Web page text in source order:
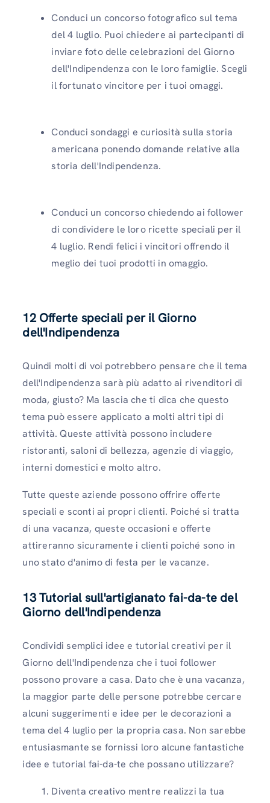
Conduci un concorso fotografico sul tema
del 4 luglio. Puoi chiedere ai partecipanti di
inviare foto delle celebrazioni del Giorno
dell'Indipendenza con le loro famiglie. Scegli
il fortunato vincitore per i tuoi omaggi.
Conduci sondaggi e curiosità sulla storia
americana ponendo domande relative alla
storia dell'Indipendenza.
Conduci un concorso chiedendo ai follower
di condividere le loro ricette speciali per il
4 luglio. Rendi felici i vincitori offrendo il
meglio dei tuoi prodotti in omaggio.
12 Offerte speciali per il Giorno
dell'Indipendenza
Quindi molti di voi potrebbero pensare che il tema
dell'Indipendenza sarà più adatto ai rivenditori di
moda, giusto? Ma lascia che ti dica che questo
tema può essere applicato a molti altri tipi di
attività. Queste attività possono includere
ristoranti, saloni di bellezza, agenzie di viaggio,
interni domestici e molto altro.
Tutte queste aziende possono offrire offerte
speciali e sconti ai propri clienti. Poiché si tratta
di una vacanza, queste occasioni e offerte
attireranno sicuramente i clienti poiché sono in
uno stato d'animo di festa per le vacanze.
13 Tutorial sull'artigianato fai-da-te del
Giorno dell'Indipendenza
Condividi semplici idee e tutorial creativi per il
Giorno dell'Indipendenza che i tuoi follower
possono provare a casa. Dato che è una vacanza,
la maggior parte delle persone potrebbe cercare
alcuni suggerimenti e idee per le decorazioni a
tema del 4 luglio per la propria casa. Non sarebbe
entusiasmante se fornissi loro alcune fantastiche
idee e tutorial fai-da-te che possano utilizzare?
Diventa creativo mentre realizzi la tua